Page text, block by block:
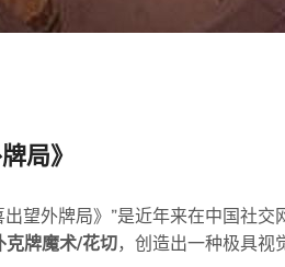
局》
望外牌局》”是近年来在中国社
克牌魔术/花切，创造出一种极具视